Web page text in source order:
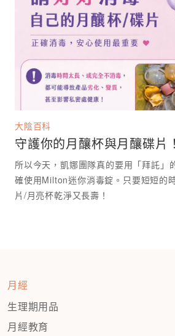
大陰百科
守護你的月釀杯與月釀碟片！
所以今天，凱娜團隊真的要用「拜託」
確使用Milton迷你消毒錠。只要短短的
月經
生理期用品
月經教育